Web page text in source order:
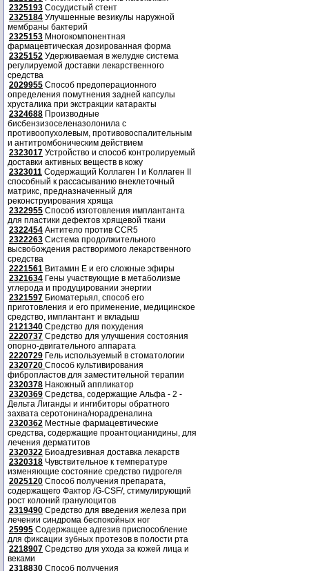
2325193 Сосудистый стент
2325184 Улучшенные везикулы наружной
мембраны бактерий
2325153 Многокомпонентная
фармацевтическая дозированная форма
2325152 Удерживаемая в желудке система
регулируемой доставки лекарственного
средства
2029955 Способ предоперационного
определения помутнения задней капсулы
хрусталика при экстракции катаракты
2324688 Производные
бисбензизоселеназолонила с
противоопухолевым, противовоспалительным
и антитромбоническим действием
2323017 Устройство и способ контролируемый
доставки активных веществ в кожу
2323011 Содержащий Коллаген I и Коллаген II
способный к рассасыванию внеклеточный
матрикс, предназначенный для
реконструирования хряща
2322955 Способ изготовления имплантанта
для пластики дефектов хрящевой ткани
2322454 Антитело против CCR5
2322263 Система продолжительного
высвобождения растворимого лекарственного
средства
2221561 Витамин Е и его сложные эфиры
2321634 Гены участвующие в метаболизме
углерода и продуцировании энергии
2321597 Биоматерьял, способ его
приготовления и его применение, медицинское
средство, имплантант и вкладыш
2121340 Средство для похудения
2220737 Средство для улучшения состояния
опорно-двигательного аппарата
2220729 Гель используемый в стоматологии
2320720 Способ культивирования
фибропластов для заместительной терапии
2320378 Накожный аппликатор
2320369 Средства, содержащие Альфа - 2 -
Дельта Лиганды и ингибиторы обратного
захвата серотонина/норадреналина
2320362 Местные фармацевтические
средства, содержащие проантоцианидины, для
лечения дерматитов
2320322 Биоадгезивная доставка лекарств
2320318 Чувствительное к температуре
изменяющие состояние средство гидрогеля
2025120 Способ получения препарата,
содержащего Фактор /G-CSF/, стимулирующий
рост колоний гранулоцитов
2319490 Средство для введения железа при
лечении синдрома беспокойных ног
25995 Содержащее адгезив приспособление
для фиксации зубных протезов в полости рта
2218907 Средство для ухода за кожей лица и
веками
2318830 Способ получения